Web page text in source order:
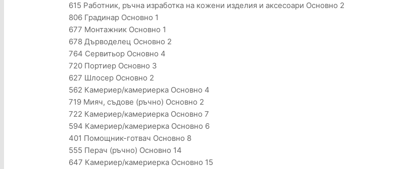
615 Работник, ръчна изработка на кожени изделия и аксесоари Основно 2
806 Градинар Основно 1
677 Монтажник Основно 1
678 Дърводелец Основно 2
764 Сервитьор Основно 4
720 Портиер Основно 3
627 Шлосер Основно 2
562 Камериер/камериерка Основно 4
719 Мияч, съдове (ръчно) Основно 2
722 Камериер/камериерка Основно 7
594 Камериер/камериерка Основно 6
401 Помощник-готвач Основно 8
555 Перач (ръчно) Основно 14
647 Камериер/камериерка Основно 15